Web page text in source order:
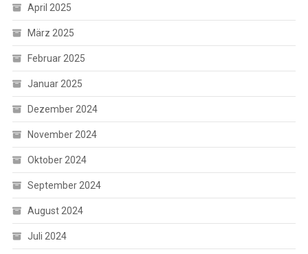
April 2025
März 2025
Februar 2025
Januar 2025
Dezember 2024
November 2024
Oktober 2024
September 2024
August 2024
Juli 2024